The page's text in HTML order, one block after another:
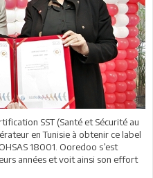
SST (Santé et Sécurité au
en Tunisie à obtenir ce label
18001. Ooredoo s’est
années et voit ainsi son effort